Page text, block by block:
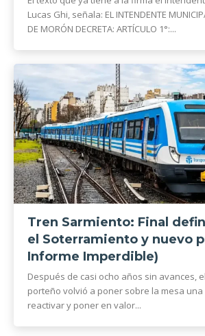
Lucas Ghi, señala: EL INTENDENTE MUNICIPAL DEL PARTIDO
DE MORÓN DECRETA: ARTÍCULO 1°:...
Tren Sarmiento: Final
el Soterramiento y nuevo
Informe Imperdible)
Después de casi ocho años sin avances,
porteño volvió a poner sobre la mesa
reactivar y poner en valor...